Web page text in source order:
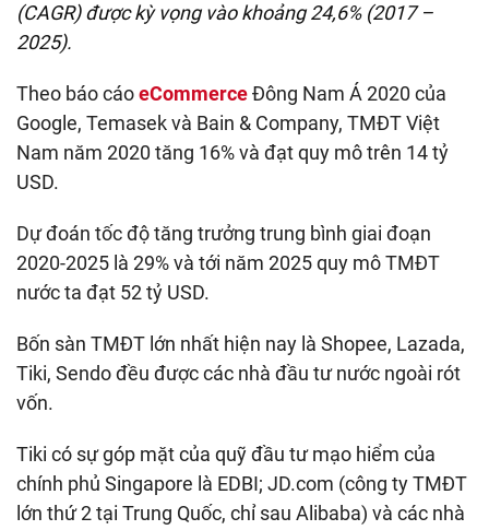
(CAGR) được kỳ vọng vào khoảng 24,6% (2017 –
2025).
Theo báo cáoeCommerceĐông Nam Á 2020 của
Google, Temasek và Bain & Company, TMĐT Việt
Nam năm 2020 tăng 16% và đạt quy mô trên 14 tỷ
USD.
Dự đoán tốc độ tăng trưởng trung bình giai đoạn
2020-2025 là 29% và tới năm 2025 quy mô TMĐT
nước ta đạt 52 tỷ USD.
Bốn sàn TMĐT lớn nhất hiện nay là Shopee, Lazada,
Tiki, Sendo đều được các nhà đầu tư nước ngoài rót
vốn.
Tiki có sự góp mặt của quỹ đầu tư mạo hiểm của
chính phủ Singapore là EDBI; JD.com (công ty TMĐT
lớn thứ 2 tại Trung Quốc, chỉ sau Alibaba) và các nhà